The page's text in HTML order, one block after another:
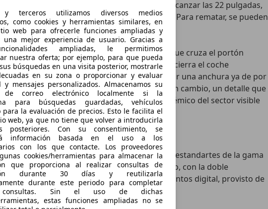
y terceros utilizamos diversos medios
como cookies y herramientas similares, en
web para ofrecerle funciones ampliadas y
una mejor experiencia de usuario. Gracias a
ampliadas, le permitimos
nuestra oferta; por ejemplo, para que pueda
búsquedas en una visita posterior, mostrarle
en su zona o proporcionar y evaluar
y mensajes personalizados. Almacenamos su
de correo electrónico localmente si la
para búsquedas guardadas, vehículos
para la evaluación de precios. Esto le facilita el
web, ya que no tiene que volver a introducirla
posteriores. Con su consentimiento, se
información basada en el uso a los
con los que contacte. Los proveedores
cookies/herramientas para almacenar la
que proporciona al realizar consultas de
durante 30 días y reutilizarla
durante este periodo para completar
consultas. Sin el uso de dichas
estas funciones ampliadas no se
como ocurre en nuestra unidad pueden alcanzar las 22 pulgadas,
en medida 285/40 R22 en tamaño XL. Para rematar, se pueden
[estrenó el A8 sobre todo por la tira de LED que cruza el portón
vistosísima animación cuando se abre o cierra el coche
LED). Una tira que se encarga de enfatizar una anchura ya de por
y que le otorga un aspecto demoledor. En cambio, un detalle que
de dos molduras de escape falsas, mal endémico del sector visible
en este caso tecnológico. Como nuevo portaestandartes de la gama
interior. Un puesto de conducción ya conocido, con la doble
y secundada por un cuadro de instrumentos digital, provisto de
ajuste exquisito, sin fisuras.